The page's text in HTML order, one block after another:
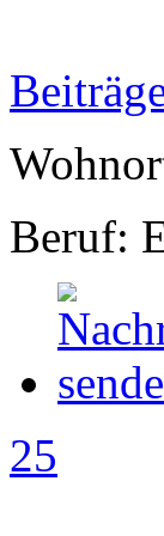
Beruf:
25